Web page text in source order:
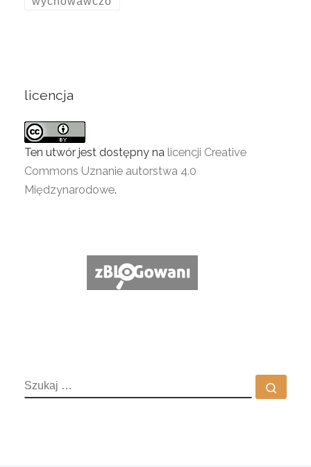
licencja
Ten utwór jest dostępny na licencji Creative
Commons Uznanie autorstwa 4.0
Międzynarodowe.
SZUKAJ